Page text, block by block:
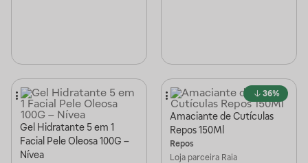
Gel Hidratante 5 em 1
Facial Pele Oleosa 100G –
Nívea
36%
Amaciante de Cutículas
Repos 150Ml
Repos
Loja parceira Raia